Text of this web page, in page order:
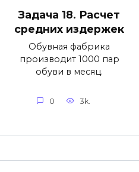
Задача 18. Расчет
средних издержек
Обувная фабрика
производит 1000 пар
обуви в месяц.
0 3k.